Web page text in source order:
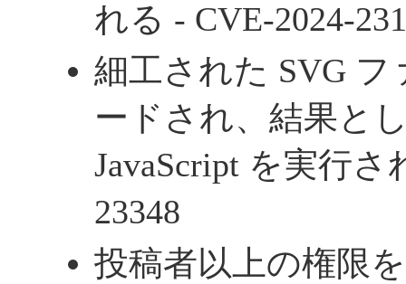
れる - CVE-2024-
細工された SVG
ードされ、結果と
JavaScript を実行さ
23348
投稿者以上の権限